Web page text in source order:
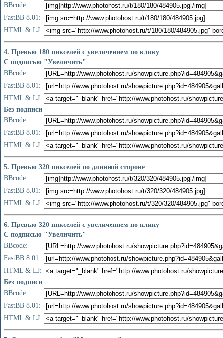
BBcode:
FastBB 8.01:
HTML & LJ:
4. Превью 180 пикселей с увеличением по клику
С подписью "Увеличить"
BBcode:
FastBB 8.01:
HTML & LJ:
Без подписи
BBcode:
FastBB 8.01:
HTML & LJ:
5. Превью 320 пикселей по длинной стороне
BBcode:
FastBB 8.01:
HTML & LJ:
6. Превью 320 пикселей с увеличением по клику
С подписью "Увеличить"
BBcode:
FastBB 8.01:
HTML & LJ:
Без подписи
BBcode:
FastBB 8.01:
HTML & LJ: